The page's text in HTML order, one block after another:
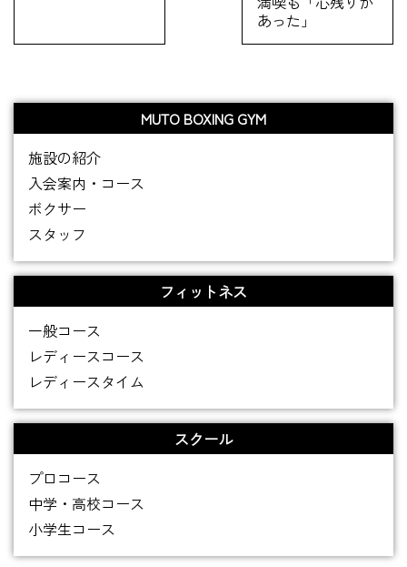
あった」
MUTO BOXING GYM
施設の紹介
入会案内・コース
ボクサー
スタッフ
フィットネス
一般コース
レディースコース
レディースタイム
スクール
プロコース
中学・高校コース
小学生コース